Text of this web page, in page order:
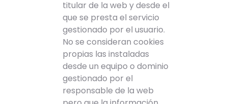
titular de la web y desde el
que se presta el servicio
gestionado por el usuario.
No se consideran cookies
propias las instaladas
desde un equipo o dominio
gestionado por el
responsable de la web